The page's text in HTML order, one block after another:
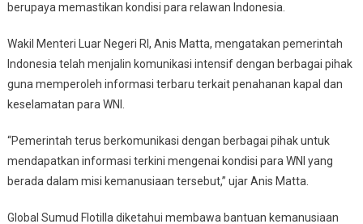
berupaya memastikan kondisi para relawan Indonesia.
Wakil Menteri Luar Negeri RI, Anis Matta, mengatakan pemerintah
Indonesia telah menjalin komunikasi intensif dengan berbagai pihak
guna memperoleh informasi terbaru terkait penahanan kapal dan
keselamatan para WNI.
“Pemerintah terus berkomunikasi dengan berbagai pihak untuk
mendapatkan informasi terkini mengenai kondisi para WNI yang
berada dalam misi kemanusiaan tersebut,” ujar Anis Matta.
Global Sumud Flotilla diketahui membawa bantuan kemanusiaan